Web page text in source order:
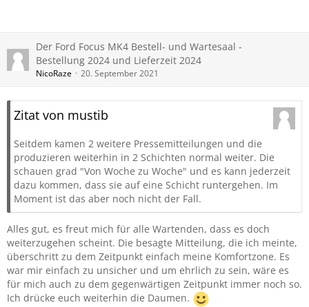
Der Ford Focus MK4 Bestell- und Wartesaal -
Bestellung 2024 und Lieferzeit 2024
NicoRaze 20. September 2021
Zitat von mustib
Seitdem kamen 2 weitere Pressemitteilungen und die
produzieren weiterhin in 2 Schichten normal weiter. Die
schauen grad "Von Woche zu Woche" und es kann jederzeit
dazu kommen, dass sie auf eine Schicht runtergehen. Im
Moment ist das aber noch nicht der Fall.
Alles gut, es freut mich für alle Wartenden, dass es doch
weiterzugehen scheint. Die besagte Mitteilung, die ich meinte,
überschritt zu dem Zeitpunkt einfach meine Komfortzone. Es
war mir einfach zu unsicher und um ehrlich zu sein, wäre es
für mich auch zu dem gegenwärtigen Zeitpunkt immer noch so.
Ich drücke euch weiterhin die Daumen.